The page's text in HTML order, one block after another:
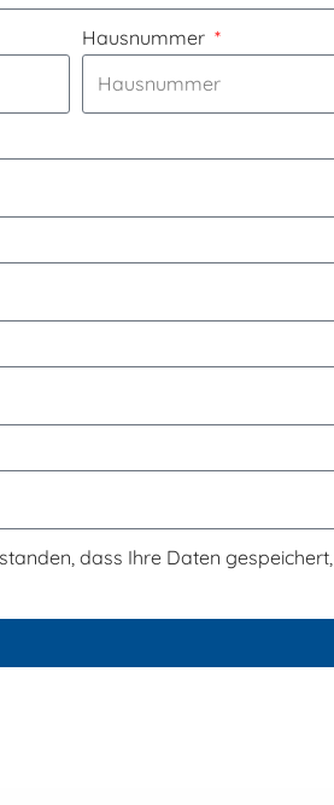
Hausnummer
dass Ihre Daten gespeichert,